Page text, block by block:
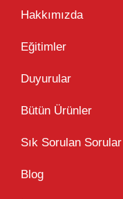
Hakkımızda
Eğitimler
Duyurular
Bütün Ürünler
Sık Sorulan Sorular
Blog